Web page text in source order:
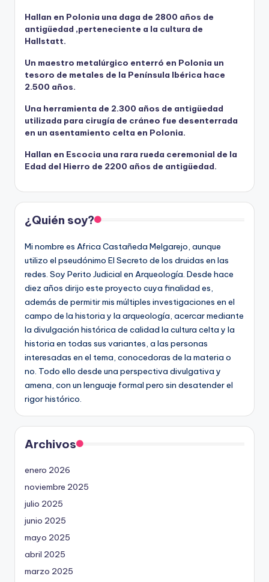
Hallan en Polonia una daga de 2800 años de
antigüedad ,perteneciente a la cultura de
Hallstatt.
Un maestro metalúrgico enterró en Polonia un
tesoro de metales de la Península Ibérica hace
2.500 años.
Una herramienta de 2.300 años de antigüedad
utilizada para cirugía de cráneo fue desenterrada
en un asentamiento celta en Polonia.
Hallan en Escocia una rara rueda ceremonial de la
Edad del Hierro de 2200 años de antigüedad.
¿Quién soy?
Mi nombre es Africa Castañeda Melgarejo, aunque
utilizo el pseudónimo El Secreto de los druidas en las
redes. Soy Perito Judicial en Arqueología. Desde hace
diez años dirijo este proyecto cuya finalidad es,
además de permitir mis múltiples investigaciones en el
campo de la historia y la arqueología, acercar mediante
la divulgación histórica de calidad la cultura celta y la
historia en todas sus variantes, a las personas
interesadas en el tema, conocedoras de la materia o
no. Todo ello desde una perspectiva divulgativa y
amena, con un lenguaje formal pero sin desatender el
rigor histórico.
Archivos
enero 2026
noviembre 2025
julio 2025
junio 2025
mayo 2025
abril 2025
marzo 2025